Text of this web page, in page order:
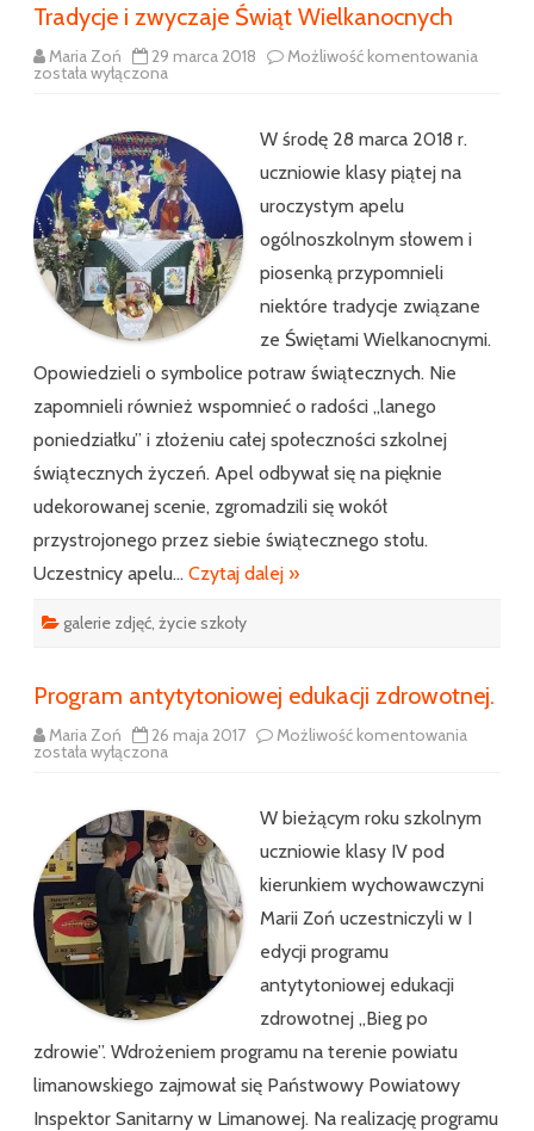
Tradycje i zwyczaje Świąt Wielkanocnych
Maria Zoń 29 marca 2018 Możliwość komentowania
została wyłączona
W środę 28 marca 2018 r.
uczniowie klasy piątej na
uroczystym apelu
ogólnoszkolnym słowem i
piosenką przypomnieli
niektóre tradycje związane
ze Świętami Wielkanocnymi.
Opowiedzieli o symbolice potraw świątecznych. Nie
zapomnieli również wspomnieć o radości ,,lanego
poniedziałku” i złożeniu całej społeczności szkolnej
świątecznych życzeń. Apel odbywał się na pięknie
udekorowanej scenie, zgromadzili się wokół
przystrojonego przez siebie świątecznego stołu.
Uczestnicy apelu… Czytaj dalej »
galerie zdjęć życie szkoły
Program antytytoniowej edukacji zdrowotnej.
Maria Zoń 26 maja 2017 Możliwość komentowania
została wyłączona
W bieżącym roku szkolnym
uczniowie klasy IV pod
kierunkiem wychowawczyni
Marii Zoń uczestniczyli w I
edycji programu
antytytoniowej edukacji
zdrowotnej ,,Bieg po
zdrowie”. Wdrożeniem programu na terenie powiatu
limanowskiego zajmował się Państwowy Powiatowy
Inspektor Sanitarny w Limanowej. Na realizację programu